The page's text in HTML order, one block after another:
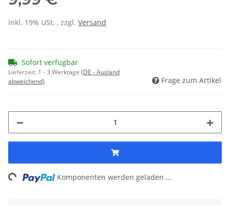
inkl. 19% USt. , zzgl. Versand
Sofort verfügbar
Lieferzeit: 1 - 3 Werktage (DE - Ausland
abweichend)
Frage zum Artikel
Komponenten werden geladen ...